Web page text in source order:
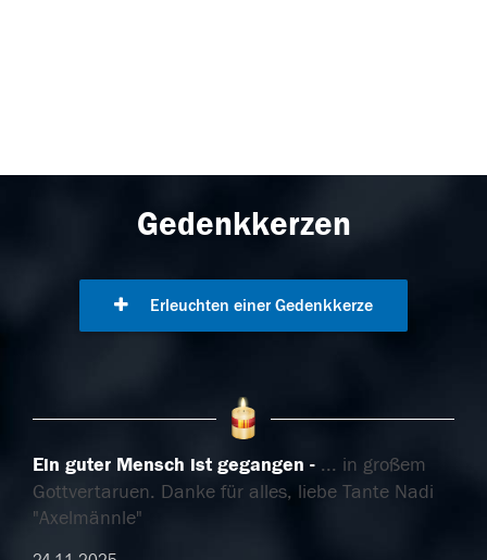
Gedenkkerzen
Erleuchten einer Gedenkkerze
Ein guter Mensch ist gegangen
... in großem
Gottvertaruen. Danke für alles, liebe Tante Nadi
"Axelmännle"